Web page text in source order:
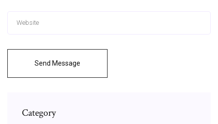
Send Message
Category